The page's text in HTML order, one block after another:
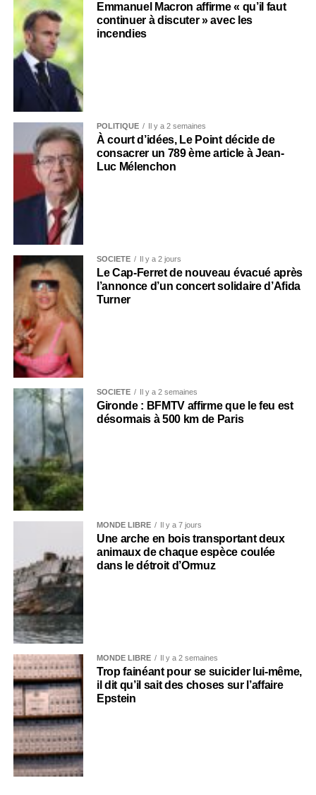
Emmanuel Macron affirme « qu’il faut
continuer à discuter » avec les
incendies
POLITIQUE Il y a 2 semaines
À court d’idées, Le Point décide de
consacrer un 789 ème article à Jean-
Luc Mélenchon
SOCIÉTÉ Il y a 2 jours
Le Cap-Ferret de nouveau évacué après
l’annonce d’un concert solidaire d’Afida
Turner
SOCIÉTÉ Il y a 2 semaines
Gironde : BFMTV affirme que le feu est
désormais à 500 km de Paris
MONDE LIBRE Il y a 7 jours
Une arche en bois transportant deux
animaux de chaque espèce coulée
dans le détroit d’Ormuz
MONDE LIBRE Il y a 2 semaines
Trop fainéant pour se suicider lui-même,
il dit qu’il sait des choses sur l’affaire
Epstein